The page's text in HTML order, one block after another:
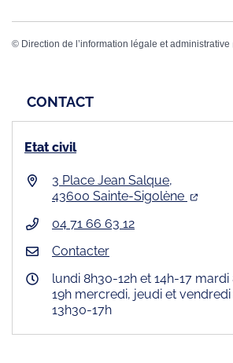
© Direction de l’information légale et administrative
CONTACT
Etat civil
3 Place Jean Salque,
43600 Sainte-Sigolène
04 71 66 63 12
Contacter
lundi 8h30-12h et 14h-17 mardi
19h mercredi, jeudi et
13h30-17h